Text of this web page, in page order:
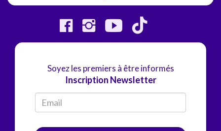
Soyez les premiers à être informés
Inscription Newsletter